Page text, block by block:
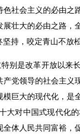
社会主义的必由
壮大的必由之路
持，咬定青山不放
是改革开放以来
党领导的社会主义
巨大的现代化，
对中国式现代化
体人民共同富裕